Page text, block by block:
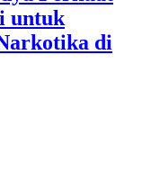
untuk
di